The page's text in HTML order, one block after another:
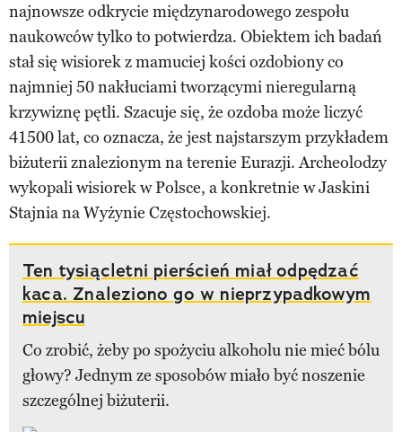
najnowsze odkrycie międzynarodowego zespołu
naukowców tylko to potwierdza. Obiektem ich badań
stał się wisiorek z mamuciej kości ozdobiony co
najmniej 50 nakłuciami tworzącymi nieregularną
krzywiznę pętli. Szacuje się, że ozdoba może liczyć
41500 lat, co oznacza, że jest najstarszym przykładem
biżuterii znalezionym na terenie Eurazji. Archeolodzy
wykopali wisiorek w Polsce, a konkretnie w Jaskini
Stajnia na Wyżynie Częstochowskiej.
Ten tysiącletni pierścień miał odpędzać
kaca. Znaleziono go w nieprzypadkowym
miejscu
Co zrobić, żeby po spożyciu alkoholu nie mieć bólu
głowy? Jednym ze sposobów miało być noszenie
szczególnej biżuterii.